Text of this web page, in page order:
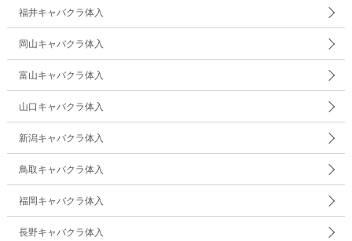
福井キャバクラ体入
岡山キャバクラ体入
富山キャバクラ体入
山口キャバクラ体入
新潟キャバクラ体入
鳥取キャバクラ体入
福岡キャバクラ体入
長野キャバクラ体入